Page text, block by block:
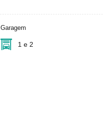
Garagem
1 e 2